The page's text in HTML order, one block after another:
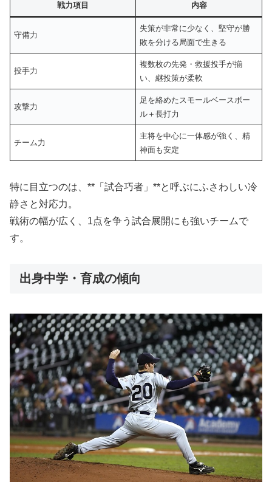
戦力項目 内容
守備力
失策が非常に少なく、堅守が勝
敗を分ける局面で生きる
投手力
複数枚の先発・救援投手が揃
い、継投策が柔軟
攻撃力
足を絡めたスモールベースボー
ル＋長打力
チーム力
主将を中心に一体感が強く、精
神面も安定
特に目立つのは、**「試合巧者」**と呼ぶにふさわしい冷
静さと対応力。
戦術の幅が広く、1点を争う試合展開にも強いチームで
す。
出身中学・育成の傾向